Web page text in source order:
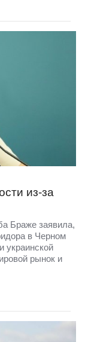
из-за
Браже заявила,
в Черном
украинской
рынок и